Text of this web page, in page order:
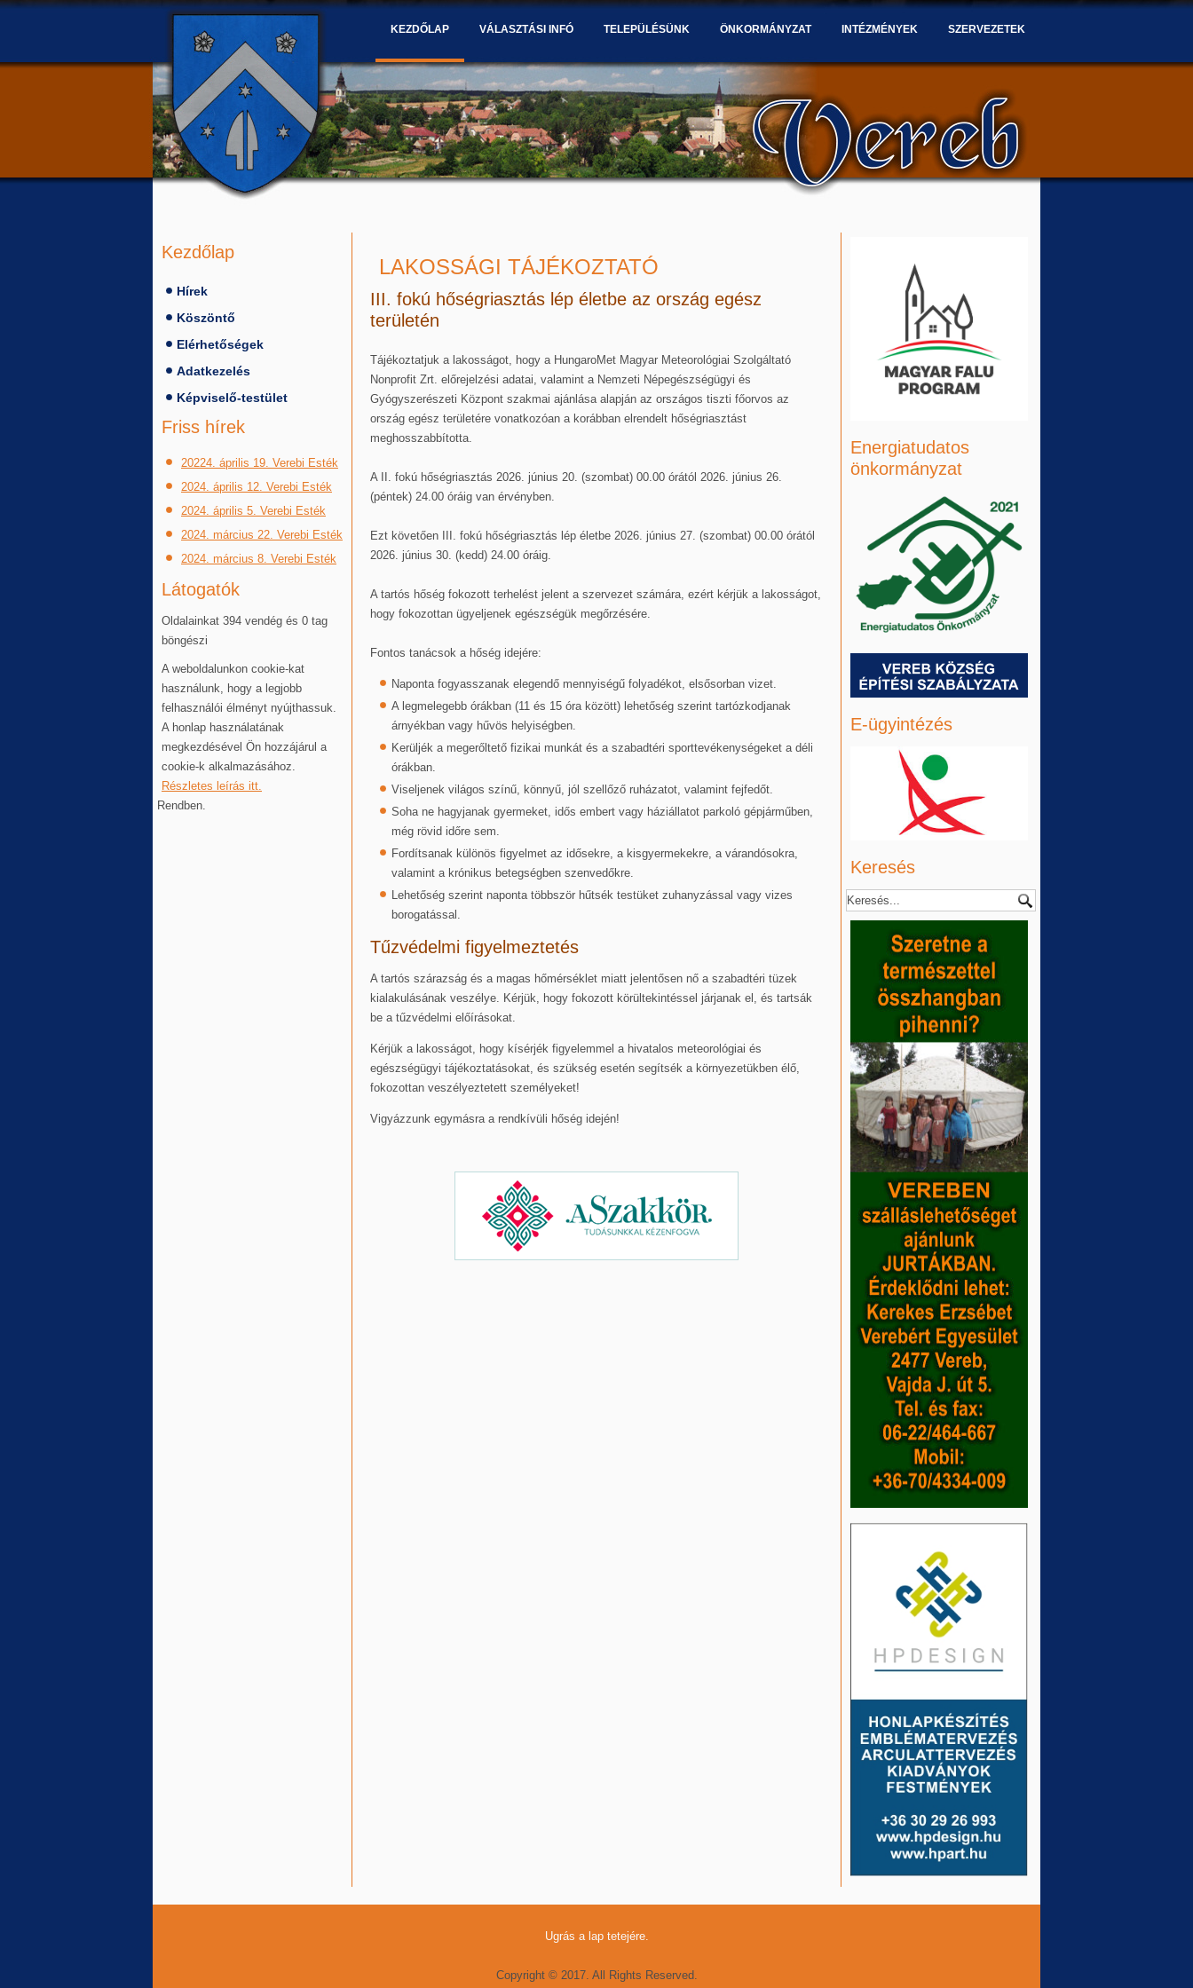
KEZDŐLAP VÁLASZTÁSI INFÓ TELEPÜLÉSÜNK ÖNKORMÁNYZAT INTÉZMÉNYEK SZERVEZETEK
Kezdőlap
Hírek
Köszöntő
Elérhetőségek
Adatkezelés
Képviselő-testület
Friss hírek
20224. április 19. Verebi Esték
2024. április 12. Verebi Esték
2024. április 5. Verebi Esték
2024. március 22. Verebi Esték
2024. március 8. Verebi Esték
Látogatók
Oldalainkat 394 vendég és 0 tag
böngészi
A weboldalunkon cookie-kat
használunk, hogy a legjobb
felhasználói élményt nyújthassuk.
A honlap használatának
megkezdésével Ön hozzájárul a
cookie-k alkalmazásához.
Részletes leírás itt.
Rendben.
LAKOSSÁGI TÁJÉKOZTATÓ
III. fokú hőségriasztás lép életbe az ország egész
területén
Tájékoztatjuk a lakosságot, hogy a HungaroMet Magyar Meteorológiai Szolgáltató
Nonprofit Zrt. előrejelzési adatai, valamint a Nemzeti Népegészségügyi és
Gyógyszerészeti Központ szakmai ajánlása alapján az országos tiszti főorvos az
ország egész területére vonatkozóan a korábban elrendelt hőségriasztást
meghosszabbította.
A II. fokú hőségriasztás 2026. június 20. (szombat) 00.00 órától 2026. június 26.
(péntek) 24.00 óráig van érvényben.
Ezt követően III. fokú hőségriasztás lép életbe 2026. június 27. (szombat) 00.00 órától
2026. június 30. (kedd) 24.00 óráig.
A tartós hőség fokozott terhelést jelent a szervezet számára, ezért kérjük a lakosságot,
hogy fokozottan ügyeljenek egészségük megőrzésére.
Fontos tanácsok a hőség idejére:
Naponta fogyasszanak elegendő mennyiségű folyadékot, elsősorban vizet.
A legmelegebb órákban (11 és 15 óra között) lehetőség szerint tartózkodjanak
árnyékban vagy hűvös helyiségben.
Kerüljék a megerőltető fizikai munkát és a szabadtéri sporttevékenységeket a déli
órákban.
Viseljenek világos színű, könnyű, jól szellőző ruházatot, valamint fejfedőt.
Soha ne hagyjanak gyermeket, idős embert vagy háziállatot parkoló gépjárműben,
még rövid időre sem.
Fordítsanak különös figyelmet az idősekre, a kisgyermekekre, a várandósokra,
valamint a krónikus betegségben szenvedőkre.
Lehetőség szerint naponta többször hűtsék testüket zuhanyzással vagy vizes
borogatással.
Tűzvédelmi figyelmeztetés
A tartós szárazság és a magas hőmérséklet miatt jelentősen nő a szabadtéri tüzek
kialakulásának veszélye. Kérjük, hogy fokozott körültekintéssel járjanak el, és tartsák
be a tűzvédelmi előírásokat.
Kérjük a lakosságot, hogy kísérjék figyelemmel a hivatalos meteorológiai és
egészségügyi tájékoztatásokat, és szükség esetén segítsék a környezetükben élő,
fokozottan veszélyeztetett személyeket!
Vigyázzunk egymásra a rendkívüli hőség idején!
Energiatudatos
önkormányzat
E-ügyintézés
Keresés
Ugrás a lap tetejére.
Copyright © 2017. All Rights Reserved.